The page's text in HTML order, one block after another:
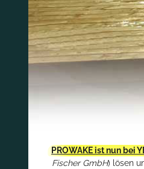
PROWAKE ist nun bei
Fischer GmbH) lösen